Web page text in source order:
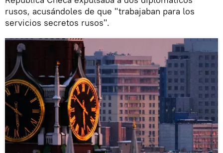
rusos, acusándoles de que "trabajaban para los
servicios secretos rusos".